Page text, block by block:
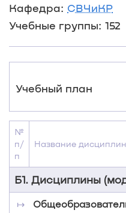
Кафедра: СВЧиКР
Учебные группы: 152
Учебный план
№
п/
п
Название
Б1. Дисциплины
↦